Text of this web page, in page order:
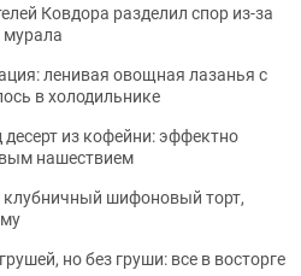
Ковдора разделил спор из-за
мурала
ленивая овощная лазанья с
в холодильнике
из кофейни: эффектно
нашествием
шифоновый торт,
но без груши: все в восторге